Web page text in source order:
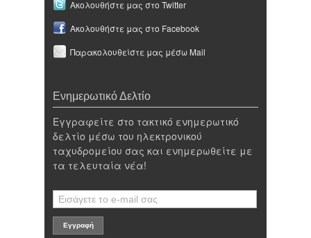
Ακολουθήστε μας στο Twitter
Ακολουθήστε μας στο Facebook
Παρακολουθείστε μας μέσω Mail
Ενημερωτικό Δελτίο
Εγγραφείτε στο τακτικό ενημερωτικό
δελτίο μέσω του ηλεκτρονικού
ταχυδρομείου σας και ενημερωθείτε με
τα τελευταία νέα!